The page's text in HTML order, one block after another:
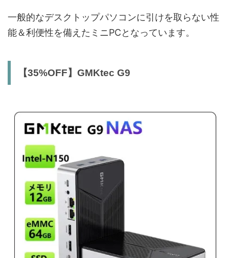
一般的なデスクトップパソコンに引けを取らない性
能＆利便性を備えたミニPCとなっています。
【35%OFF】GMKtec G9